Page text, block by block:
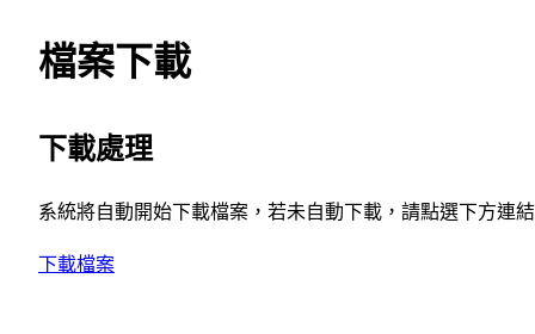
檔案下載
下載處理
系統將自動開始下載檔案，若未自動下載，請點選下方連
下載檔案